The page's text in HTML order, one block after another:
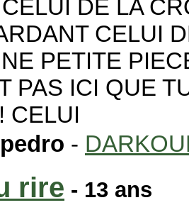
DE LA
CELUI
PETITE
PAS ICI QUE
CELUI
-
rire - 13 ans